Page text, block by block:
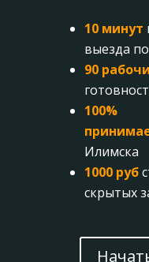
10 минут
выезда
90
100%
Илимска
1000 руб
скрытых